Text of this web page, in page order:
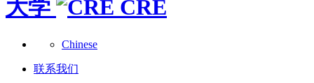
大学
CRE
Chinese
联系我们